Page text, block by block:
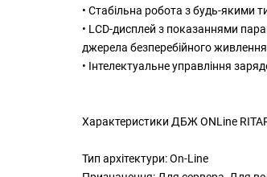
• Стабільна робота з будь-якими
• LCD-дисплей з показаннями
джерела безперебійного
• Інтелектуальне управління
Характеристики ДБЖ ONLine
Тип архітектури: On-Line